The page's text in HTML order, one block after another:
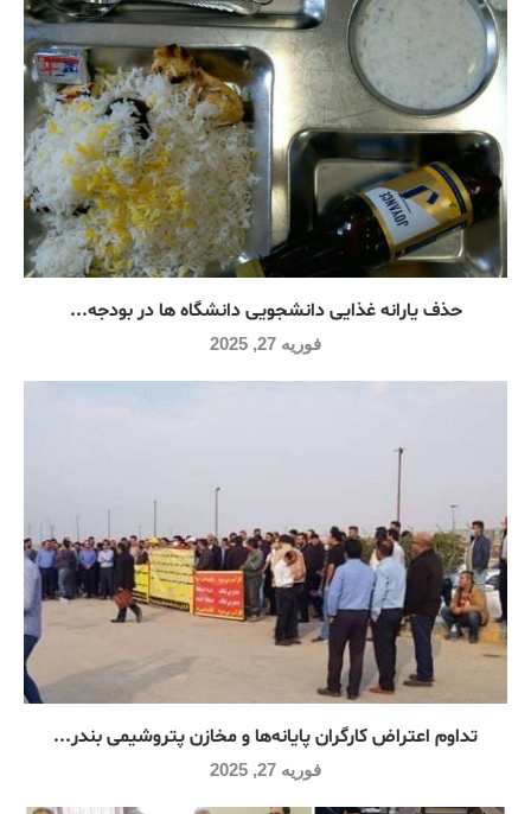
حذف یارانه غذایی دانشجویی دانشگاه ها در بودجه...
فوریه 27, 2025
تداوم اعتراض کارگران پایانه‌ها و مخازن پتروشیمی بندر...
فوریه 27, 2025